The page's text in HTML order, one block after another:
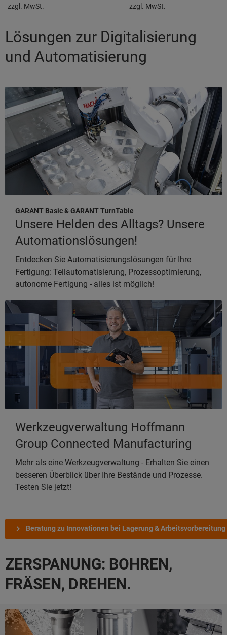
zzgl. MwSt. zzgl. MwSt.
Lösungen zur Digitalisierung
und Automatisierung
GARANT Basic & GARANT TurnTable
Unsere Helden des Alltags? Unsere
Automationslösungen!
Entdecken Sie Automatisierungslösungen für Ihre
Fertigung: Teilautomatisierung, Prozessoptimierung,
autonome Fertigung - alles ist möglich!
Werkzeugverwaltung Hoffmann
Group Connected Manufacturing
Mehr als eine Werkzeugverwaltung - Erhalten Sie einen
besseren Überblick über Ihre Bestände und Prozesse.
Testen Sie jetzt!
Beratung zu Innovationen bei Lagerung & Arbeitsvorbereitung
ZERSPANUNG: BOHREN,
FRÄSEN, DREHEN.